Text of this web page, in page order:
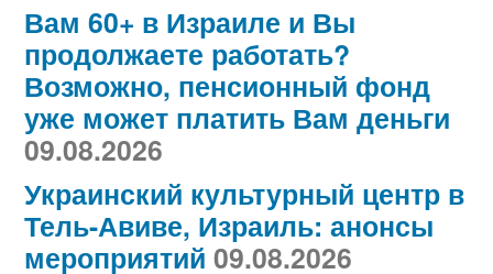
Вам 60+ в Израиле и Вы
продолжаете работать?
Возможно, пенсионный фонд
уже может платить Вам деньги
09.08.2026
Украинский культурный центр в
Тель-Авиве, Израиль: анонсы
мероприятий 09.08.2026